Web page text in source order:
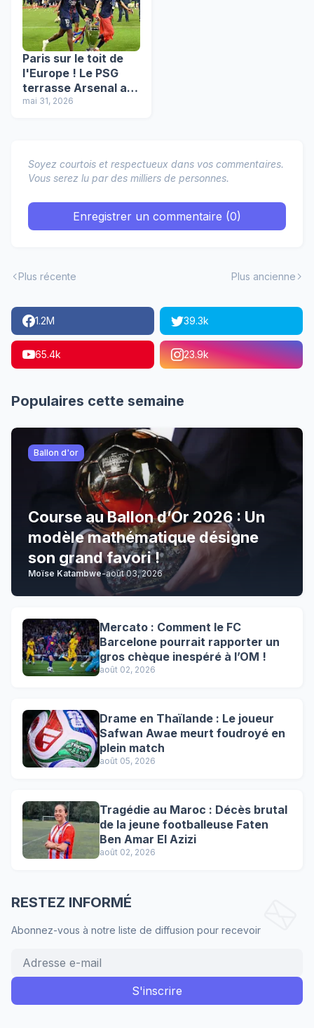
Paris sur le toit de
l'Europe ! Le PSG
terrasse Arsenal au
bout du suspense et
mai 31, 2026
Soyez courtois et respectueux dans vos commentaires.
Vous serez lu par des milliers de personnes.
Enregistrer un commentaire (0)
Plus récente Plus ancienne
1.2M 39.3k
65.4k 23.9k
Populaires cette semaine
Ballon d'or
Course au Ballon d’Or 2026 : Un
modèle mathématique désigne
son grand favori !
Moïse Katambwe-août 03, 2026
Mercato : Comment le FC
Barcelone pourrait rapporter un
gros chèque inespéré à l’OM !
août 02, 2026
Drame en Thaïlande : Le joueur
Safwan Awae meurt foudroyé en
plein match
août 05, 2026
Tragédie au Maroc : Décès brutal
de la jeune footballeuse Faten
Ben Amar El Azizi
août 02, 2026
RESTEZ INFORMÉ
Abonnez-vous à notre liste de diffusion pour recevoir